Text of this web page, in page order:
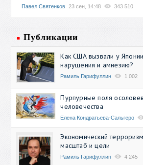
Павел Святенков 23 сен, 14:48 343 510
Публикации
Как США вызвали у
нарушения и амнезию?
Рамиль Гарифуллин 1 002
Пурпурные поля
человечества
Елена Кондратьева-Сальгеро
Экономический
масштаб и цели
Рамиль Гарифуллин 4 245